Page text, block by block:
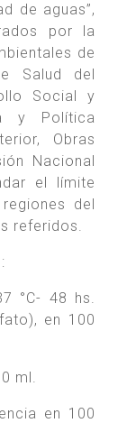
de aguas”,
por la
de
Salud del
Social y
y Política
Obras
Nacional
el límite
del
referidos.
°C- 48 hs.
en 100
ml.
en 100